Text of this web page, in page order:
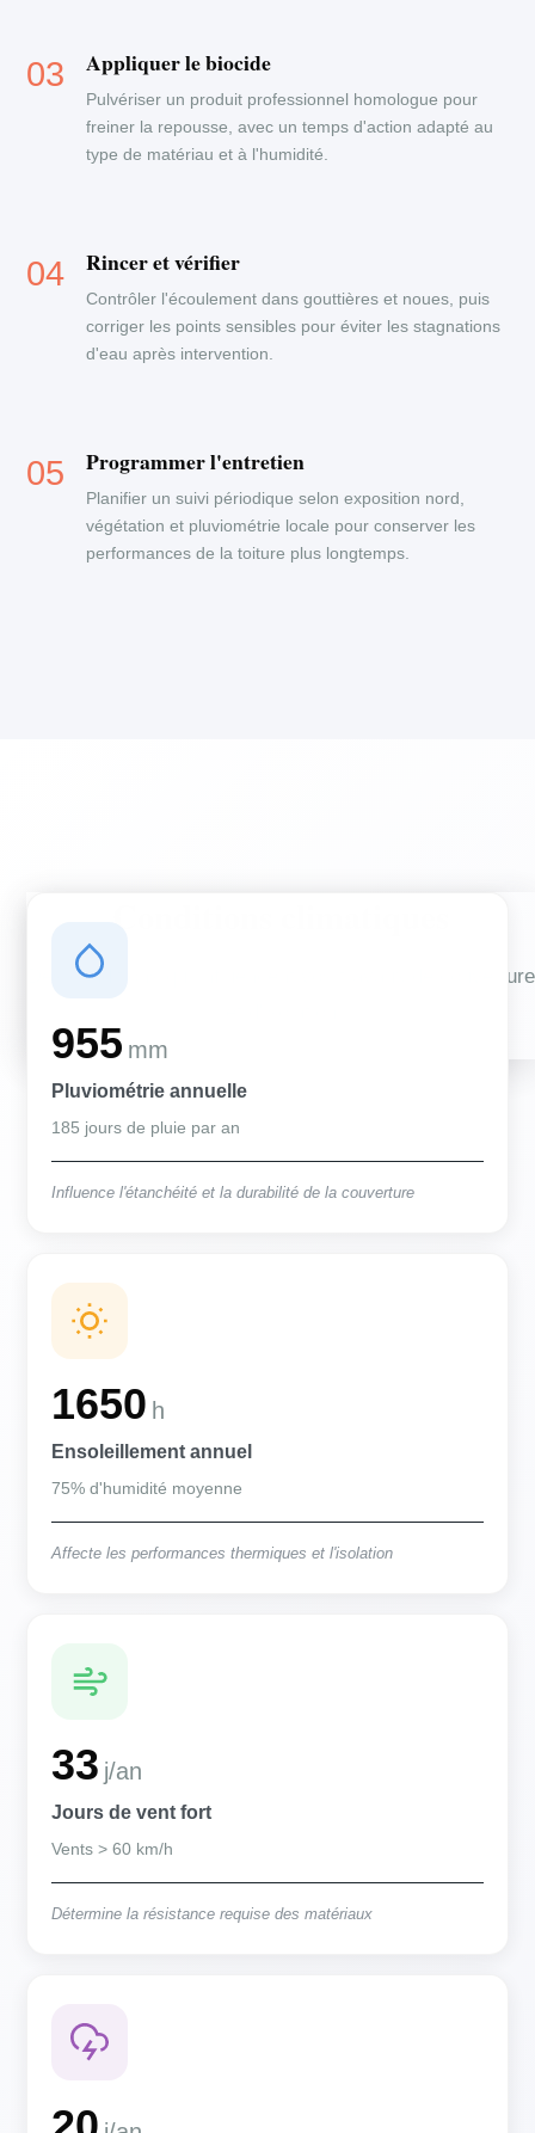
Appliquer le biocide
Pulvériser un produit professionnel homologue pour
freiner la repousse, avec un temps d'action adapté au
type de matériau et à l'humidité.
Rincer et vérifier
Contrôler l'écoulement dans gouttières et noues, puis
corriger les points sensibles pour éviter les stagnations
d'eau après intervention.
Programmer l'entretien
Planifier un suivi périodique selon exposition nord,
végétation et pluviométrie locale pour conserver les
performances de la toiture plus longtemps.
Des conditions qui influencent vos travaux de couverture
955 mm
Pluviométrie annuelle
185 jours de pluie par an
Influence l'étanchéité et la durabilité de la couverture
1650 h
Ensoleillement annuel
75% d'humidité moyenne
Affecte les performances thermiques et l'isolation
33 j/an
Jours de vent fort
Vents > 60 km/h
Détermine la résistance requise des matériaux